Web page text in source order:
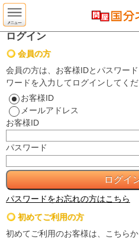
ログイン
会員の方
会員の方は、お客様IDとパスワー
ワードを入力してログインしてくだ
お客様ID
メールアドレス
お客様ID
パスワード
パスワードをお忘れの方はこちら
初めてご利用の方
初めてご利用のお客様は、こちら